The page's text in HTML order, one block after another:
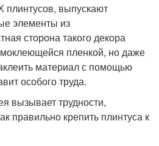
выпускают
элементы из
сторона такого декора
пленкой, но даже
материал с помощью
особого труда.
вызывает трудности,
правильно крепить плинтуса к